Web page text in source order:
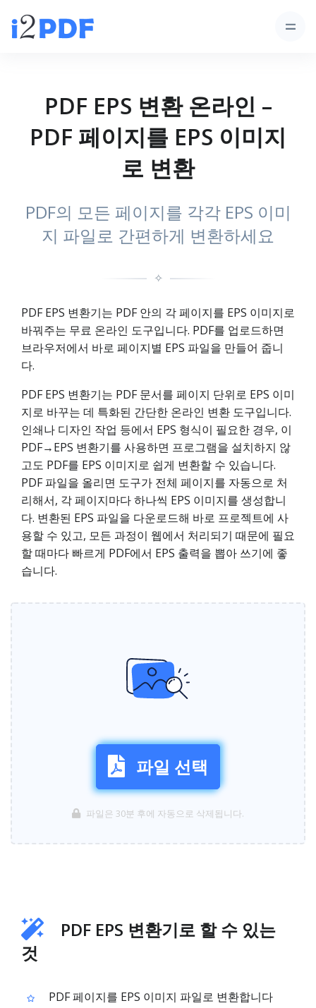
PDF EPS 변환 온라인 –
PDF 페이지를 EPS 이미지
로 변환
PDF의 모든 페이지를 각각 EPS 이미
지 파일로 간편하게 변환하세요
✧
PDF EPS 변환기는 PDF 안의 각 페이지를 EPS 이미지로
바꿔주는 무료 온라인 도구입니다. PDF를 업로드하면
브라우저에서 바로 페이지별 EPS 파일을 만들어 줍니
다.
PDF EPS 변환기는 PDF 문서를 페이지 단위로 EPS 이미
지로 바꾸는 데 특화된 간단한 온라인 변환 도구입니다.
인쇄나 디자인 작업 등에서 EPS 형식이 필요한 경우, 이
PDF→EPS 변환기를 사용하면 프로그램을 설치하지 않
고도 PDF를 EPS 이미지로 쉽게 변환할 수 있습니다.
PDF 파일을 올리면 도구가 전체 페이지를 자동으로 처
리해서, 각 페이지마다 하나씩 EPS 이미지를 생성합니
다. 변환된 EPS 파일을 다운로드해 바로 프로젝트에 사
용할 수 있고, 모든 과정이 웹에서 처리되기 때문에 필요
할 때마다 빠르게 PDF에서 EPS 출력을 뽑아 쓰기에 좋
습니다.
파일 선택
파일은 30분 후에 자동으로 삭제됩니다.
PDF EPS 변환기로 할 수 있는
것
PDF 페이지를 EPS 이미지 파일로 변환합니다